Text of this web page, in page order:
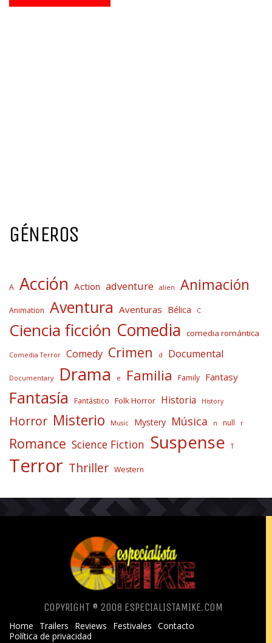
GÉNEROS
A Acción Action adventure alien Animación
Animation Aventura Aventuras Bélica C
Ciencia ficción Comedia comedia romántica
Comedia Terror Comedy Crimen d Documental
Documentary Drama e Familia Family Fantasy
Fantasía Fantástico Folk Horror Historia History
Horror Misterio Music Mystery Música n null r
Romance Science Fiction Suspense T
Terror Thriller Western
COPYRIGHT ® 2008 ESPECIALISTAMIKE.COM
Home Trailers Reviews Festivales Contacto
Política de privacidad